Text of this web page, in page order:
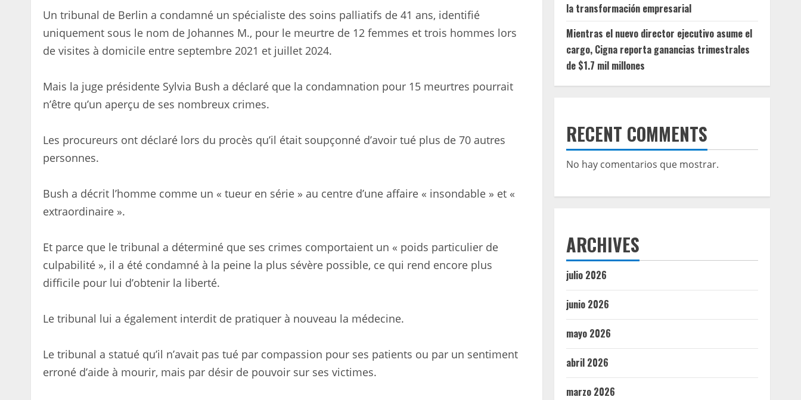
Un tribunal de Berlin a condamné un spécialiste des soins palliatifs de 41 ans, identifié
uniquement sous le nom de Johannes M., pour le meurtre de 12 femmes et trois hommes lors
de visites à domicile entre septembre 2021 et juillet 2024.
Mais la juge présidente Sylvia Bush a déclaré que la condamnation pour 15 meurtres pourrait
n’être qu’un aperçu de ses nombreux crimes.
Les procureurs ont déclaré lors du procès qu’il était soupçonné d’avoir tué plus de 70 autres
personnes.
Bush a décrit l’homme comme un « tueur en série » au centre d’une affaire « insondable » et «
extraordinaire ».
Et parce que le tribunal a déterminé que ses crimes comportaient un « poids particulier de
culpabilité », il a été condamné à la peine la plus sévère possible, ce qui rend encore plus
difficile pour lui d’obtenir la liberté.
Le tribunal lui a également interdit de pratiquer à nouveau la médecine.
Le tribunal a statué qu’il n’avait pas tué par compassion pour ses patients ou par un sentiment
erroné d’aide à mourir, mais par désir de pouvoir sur ses victimes.
la transformación empresarial
Mientras el nuevo director ejecutivo asume el
cargo, Cigna reporta ganancias trimestrales
de $1.7 mil millones
RECENT COMMENTS
No hay comentarios que mostrar.
ARCHIVES
julio 2026
junio 2026
mayo 2026
abril 2026
marzo 2026